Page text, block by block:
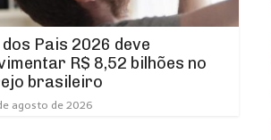
dos Pais 2026 deve
R$ 8,52 bilhões no
brasileiro
agosto de 2026